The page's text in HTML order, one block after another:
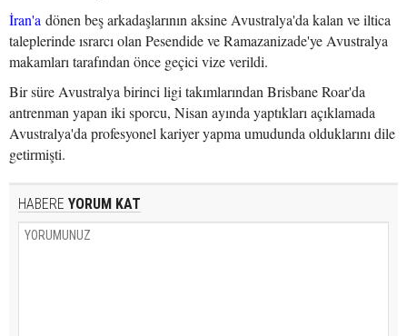
İran'a dönen beş arkadaşlarının aksine Avustralya'da kalan ve iltica
taleplerinde ısrarcı olan Pesendide ve Ramazanizade'ye Avustralya
makamları tarafından önce geçici vize verildi.
Bir süre Avustralya birinci ligi takımlarından Brisbane Roar'da
antrenman yapan iki sporcu, Nisan ayında yaptıkları açıklamada
Avustralya'da profesyonel kariyer yapma umudunda olduklarını dile
getirmişti.
HABERE YORUM KAT